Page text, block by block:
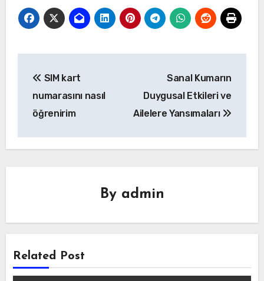
gezinmesi
SIM kart
numarasını nasıl
öğrenirim
Sanal Kumarın
Duygusal Etkileri ve
Ailelere Yansımaları
By admin
Related Post